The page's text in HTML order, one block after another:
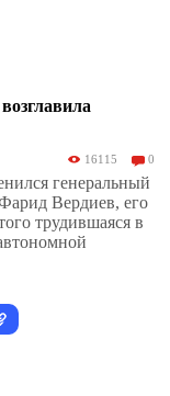
16115 0
генеральный
Вердиев, его
трудившаяся в